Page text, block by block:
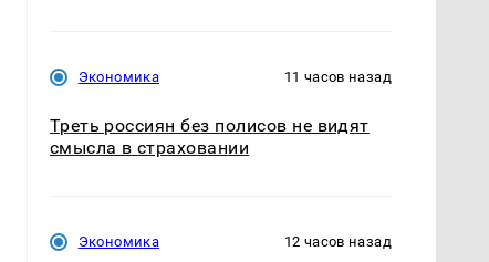
Экономика 11 часов назад
Треть россиян без полисов не видят
смысла в страховании
Экономика 12 часов назад